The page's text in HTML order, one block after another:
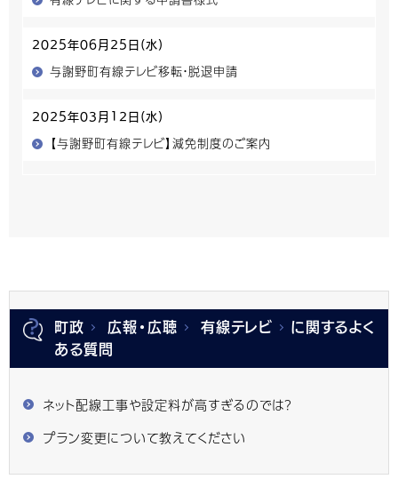
2025年06月25日(水)
与謝野町有線テレビ移転・脱退申請
2025年03月12日(水)
【与謝野町有線テレビ】減免制度のご案内
町政 広報・広聴 有線テレビ
に関するよく
ある質問
ネット配線工事や設定料が高すぎるのでは？
プラン変更について教えてください